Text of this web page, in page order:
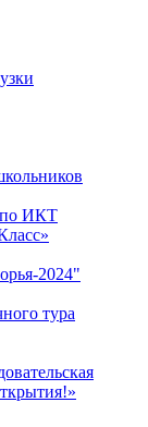
по ИКТ
2024"
тура